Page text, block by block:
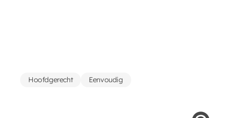
Hoofdgerecht Eenvoudig